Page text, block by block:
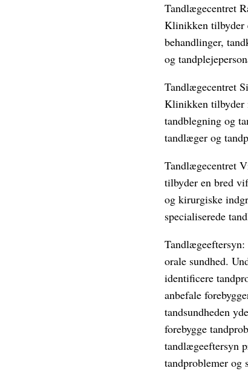
Tandlægecentret
Klinikken tilbyder
behandlinger,
og
Tandlægecentret
Klinikken tilbyder
tandblegning og
tandlæger og
Tandlægecentret
tilbyder en bred
og kirurgiske
specialiserede
orale sundhed.
identificere
anbefale
tandsundheden
forebygge
tandlægeeftersyn
tandproblemer og